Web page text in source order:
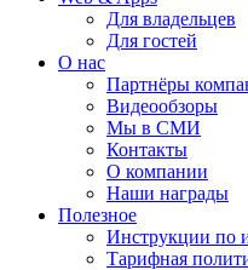
Для владельцев
Для гостей
О нас
Партнёры
Видеообзоры
Мы в СМИ
Контакты
О компании
Наши награды
Полезное
Инструкции по
Тарифная